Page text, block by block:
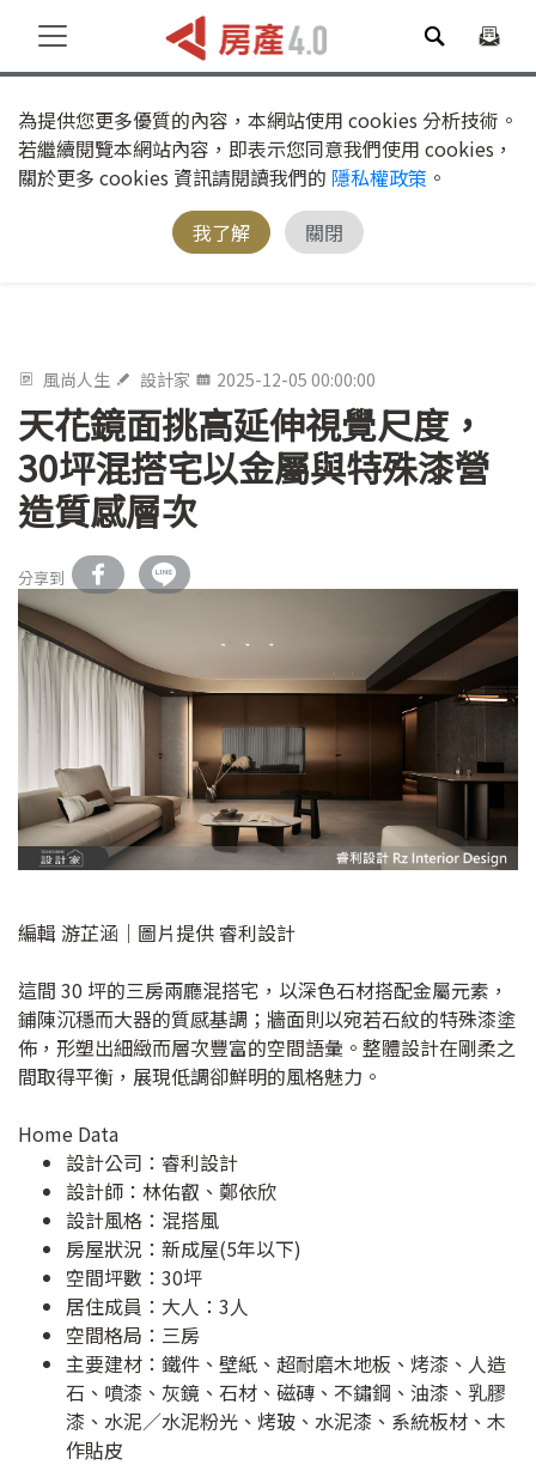
為提供您更多優質的內容，本網站使用 cookies 分析技術。
若繼續閱覽本網站內容，即表示您同意我們使用 cookies，
關於更多 cookies 資訊請閱讀我們的 隱私權政策 。
我了解
關閉
風尚人生 設計家 2025-12-05 00:00:00
天花鏡面挑高延伸視覺尺度，
30坪混搭宅以金屬與特殊漆營
造質感層次
分享到
編輯 游芷涵｜圖片提供 睿利設計
這間 30 坪的三房兩廳混搭宅，以深色石材搭配金屬元素，
鋪陳沉穩而大器的質感基調；牆面則以宛若石紋的特殊漆塗
佈，形塑出細緻而層次豐富的空間語彙。整體設計在剛柔之
間取得平衡，展現低調卻鮮明的風格魅力。
Home Data
設計公司： 睿利設計
設計師：林佑叡、鄭依欣
設計風格：混搭風
房屋狀況：新成屋(5年以下)
空間坪數：30坪
居住成員：大人：3人
空間格局：三房
主要建材：鐵件、壁紙、超耐磨木地板、烤漆、人造
石、噴漆、灰鏡、石材、磁磚、不鏽鋼、油漆、乳膠
漆、水泥／水泥粉光、烤玻、水泥漆、系統板材、木
作貼皮